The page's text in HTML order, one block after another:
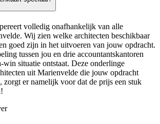
volledig onafhankelijk van alle
Wij zien welke architecten beschikbaar
goed zijn in het uitvoeren van jouw opdracht.
tussen jou en drie accountantskantoren
win situatie ontstaat. Deze onderlinge
uit Marienvelde die jouw opdracht
zorgt er namelijk voor dat de prijs een stuk